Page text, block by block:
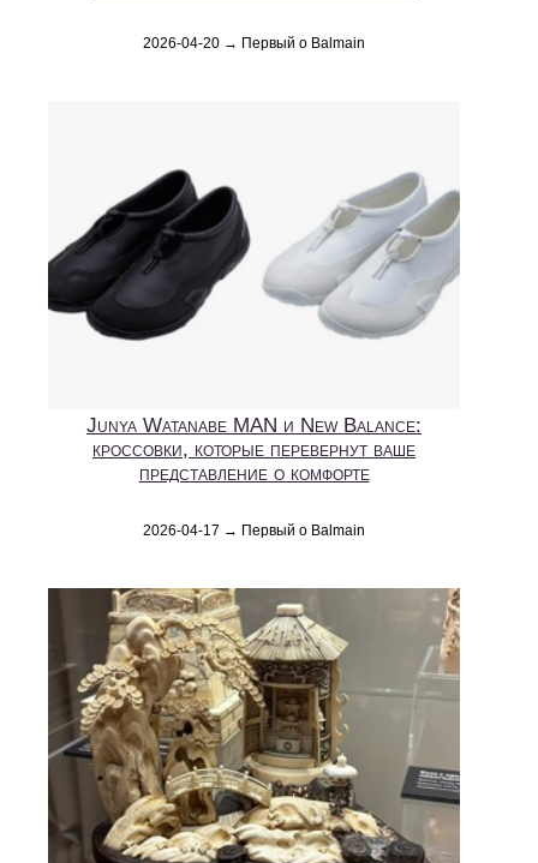
2026-04-20 → Первый о Balmain
Junya Watanabe MAN и New Balance:
кроссовки, которые перевернут ваше
представление о комфорте
2026-04-17 → Первый о Balmain